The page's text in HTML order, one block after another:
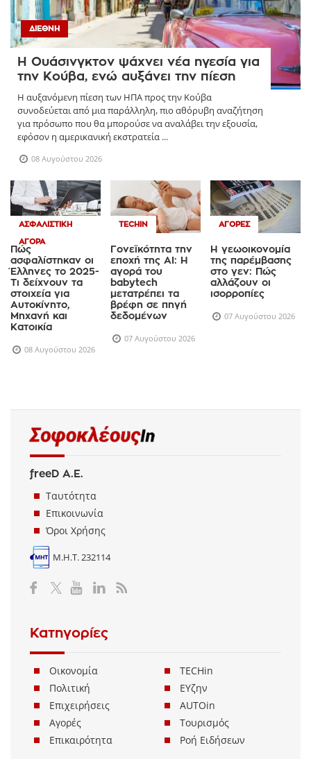
ΔΙΕΘΝΉ
Η Ουάσινγκτον ψάχνει νέα ηγεσία για
την Κούβα, ενώ αυξάνει την πίεση
Η αυξανόμενη πίεση των ΗΠΑ προς την Κούβα
συνοδεύεται από μια παράλληλη, πιο αθόρυβη αναζήτηση
για πρόσωπο που θα μπορούσε να αναλάβει την εξουσία,
εφόσον η αμερικανική εκστρατεία ...
08 Αυγούστου 2026
ΑΣΦΑΛΙΣΤΙΚΉ
ΑΓΟΡΆ
Πώς
ασφαλίστηκαν οι
Έλληνες το 2025-
Τι δείχνουν τα
στοιχεία για
Αυτοκίνητο,
Μηχανή και
Κατοικία
08 Αυγούστου 2026
TECHIN
Γονεϊκότητα την
εποχή της AI: Η
αγορά του
babytech
μετατρέπει τα
βρέφη σε πηγή
δεδομένων
07 Αυγούστου 2026
ΑΓΟΡΈΣ
Η γεωοικονομία
της παρέμβασης
στο γεν: Πώς
αλλάζουν οι
ισορροπίες
07 Αυγούστου 2026
freeD Α.Ε.
Ταυτότητα
Επικοινωνία
Όροι Χρήσης
Μ.Η.Τ. 232114
Κατηγορίες
Οικονομία
Πολιτική
Επιχειρήσεις
Αγορές
Επικαιρότητα
TECHin
ΕΥζην
AUTOin
Τουρισμός
Ροή Ειδήσεων